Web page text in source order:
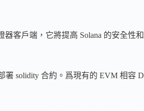
器客戶端，它將提高 Solana 的安全
署 solidity 合約。爲現有的 EVM 相容